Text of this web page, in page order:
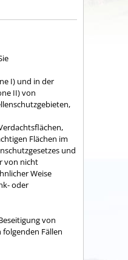
I) und in der
II) von
Flächen im
und
von nicht
Weise
oder
von
folgenden Fällen